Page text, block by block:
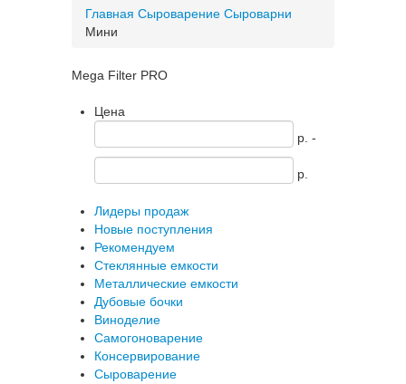
Главная Сыроварение Сыроварни
Мини
Mega Filter PRO
Цена
p. -
p.
Лидеры продаж
Новые поступления
Рекомендуем
Стеклянные емкости
Металлические емкости
Дубовые бочки
Виноделие
Самогоноварение
Консервирование
Сыроварение